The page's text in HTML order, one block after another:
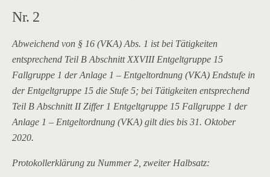
Nr. 2
Abweichend von § 16 (VKA) Abs. 1 ist bei Tätigkeiten
entsprechend Teil B Abschnitt XXVIII Entgeltgruppe 15
Fallgruppe 1 der Anlage 1 – Entgeltordnung (VKA) Endstufe in
der Entgeltgruppe 15 die Stufe 5; bei Tätigkeiten entsprechend
Teil B Abschnitt II Ziffer 1 Entgeltgruppe 15 Fallgruppe 1 der
Anlage 1 – Entgeltordnung (VKA) gilt dies bis 31. Oktober
2020.
Protokollerklärung zu Nummer 2, zweiter Halbsatz: